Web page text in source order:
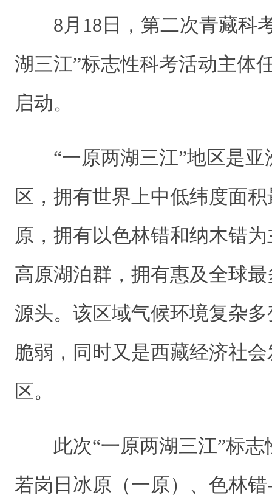
8月18日，第二次青藏科
湖三江”标志性科考活动主体
启动。
“一原两湖三江”地区是
区，拥有世界上中低纬度面
原，拥有以色林错和纳木错
高原湖泊群，拥有惠及全球
源头。该区域气候环境复杂
脆弱，同时又是西藏经济社
区。
此次“一原两湖三江”标
若岗日冰原（一原）、色林